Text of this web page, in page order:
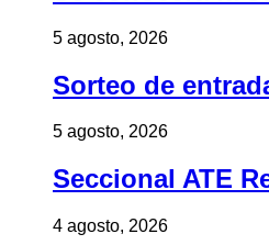
5 agosto, 2026
Sorteo de
5 agosto, 2026
Seccional ATE
4 agosto, 2026